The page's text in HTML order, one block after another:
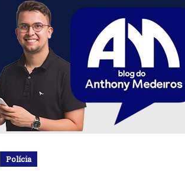
Polícia